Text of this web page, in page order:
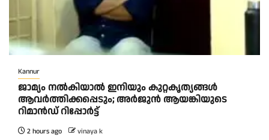
Kannur
ജാമ്യം നൽകിയാൽ ഇനിയും കുറ്റകൃത്യങ്ങൾ
ആവർത്തിക്കപ്പെടും; അർജുൻ ആയങ്കിയുടെ
റിമാൻഡ് റിപ്പോർട്ട്
2 hours ago vinaya k